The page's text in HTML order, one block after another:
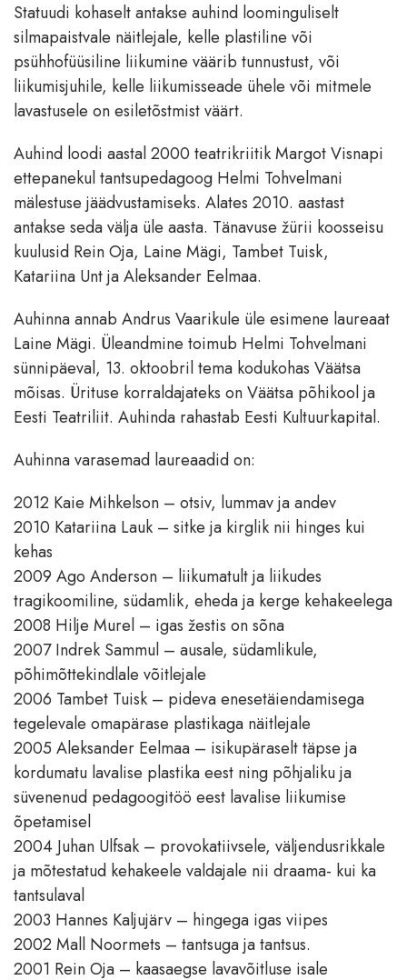
Statuudi kohaselt antakse auhind loominguliselt
silmapaistvale näitlejale, kelle plastiline või
psühhofüüsiline liikumine väärib tunnustust, või
liikumisjuhile, kelle liikumisseade ühele või mitmele
lavastusele on esiletõstmist väärt.
Auhind loodi aastal 2000 teatrikriitik Margot Visnapi
ettepanekul tantsupedagoog Helmi Tohvelmani
mälestuse jäädvustamiseks. Alates 2010. aastast
antakse seda välja üle aasta. Tänavuse žürii koosseisu
kuulusid Rein Oja, Laine Mägi, Tambet Tuisk,
Katariina Unt ja Aleksander Eelmaa.
Auhinna annab Andrus Vaarikule üle esimene laureaat
Laine Mägi. Üleandmine toimub Helmi Tohvelmani
sünnipäeval, 13. oktoobril tema kodukohas Väätsa
mõisas. Ürituse korraldajateks on Väätsa põhikool ja
Eesti Teatriliit. Auhinda rahastab Eesti Kultuurkapital.
Auhinna varasemad laureaadid on:
2012 Kaie Mihkelson – otsiv, lummav ja andev
2010 Katariina Lauk – sitke ja kirglik nii hinges kui
kehas
2009 Ago Anderson – liikumatult ja liikudes
tragikoomiline, südamlik, eheda ja kerge kehakeelega
2008 Hilje Murel – igas žestis on sõna
2007 Indrek Sammul – ausale, südamlikule,
põhimõttekindlale võitlejale
2006 Tambet Tuisk – pideva enesetäiendamisega
tegelevale omapärase plastikaga näitlejale
2005 Aleksander Eelmaa – isikupäraselt täpse ja
kordumatu lavalise plastika eest ning põhjaliku ja
süvenenud pedagoogitöö eest lavalise liikumise
õpetamisel
2004 Juhan Ulfsak – provokatiivsele, väljendusrikkale
ja mõtestatud kehakeele valdajale nii draama- kui ka
tantsulaval
2003 Hannes Kaljujärv – hingega igas viipes
2002 Mall Noormets – tantsuga ja tantsus.
2001 Rein Oja – kaasaegse lavavõitluse isale